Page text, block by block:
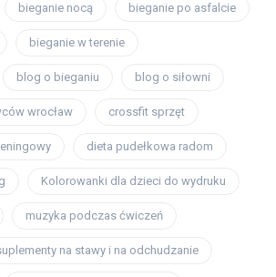
bieganie nocą bieganie po asfalcie
bieganie w terenie
blog o bieganiu blog o siłowni
wrocław crossfit sprzęt
dieta pudełkowa radom
Kolorowanki dla dzieci do wydruku
muzyka podczas ćwiczeń
na stawy i na odchudzanie